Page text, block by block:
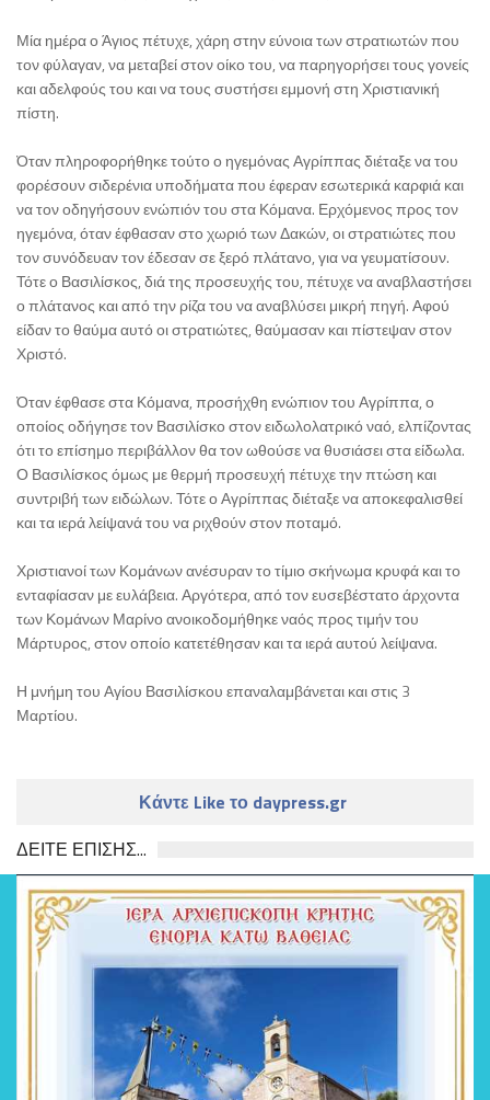
Μία ημέρα ο Άγιος πέτυχε, χάρη στην εύνοια των στρατιωτών που
τον φύλαγαν, να μεταβεί στον οίκο του, να παρηγορήσει τους γονείς
και αδελφούς του και να τους συστήσει εμμονή στη Χριστιανική
πίστη.
Όταν πληροφορήθηκε τούτο ο ηγεμόνας Αγρίππας διέταξε να του
φορέσουν σιδερένια υποδήματα που έφεραν εσωτερικά καρφιά και
να τον οδηγήσουν ενώπιόν του στα Κόμανα. Ερχόμενος προς τον
ηγεμόνα, όταν έφθασαν στο χωριό των Δακών, οι στρατιώτες που
τον συνόδευαν τον έδεσαν σε ξερό πλάτανο, για να γευματίσουν.
Τότε ο Βασιλίσκος, διά της προσευχής του, πέτυχε να αναβλαστήσει
ο πλάτανος και από την ρίζα του να αναβλύσει μικρή πηγή. Αφού
είδαν το θαύμα αυτό οι στρατιώτες, θαύμασαν και πίστεψαν στον
Χριστό.
Όταν έφθασε στα Κόμανα, προσήχθη ενώπιον του Αγρίππα, ο
οποίος οδήγησε τον Βασιλίσκο στον ειδωλολατρικό ναό, ελπίζοντας
ότι το επίσημο περιβάλλον θα τον ωθούσε να θυσιάσει στα είδωλα.
Ο Βασιλίσκος όμως με θερμή προσευχή πέτυχε την πτώση και
συντριβή των ειδώλων. Τότε ο Αγρίππας διέταξε να αποκεφαλισθεί
και τα ιερά λείψανά του να ριχθούν στον ποταμό.
Χριστιανοί των Κομάνων ανέσυραν το τίμιο σκήνωμα κρυφά και το
ενταφίασαν με ευλάβεια. Αργότερα, από τον ευσεβέστατο άρχοντα
των Κομάνων Μαρίνο ανοικοδομήθηκε ναός προς τιμήν του
Μάρτυρος, στον οποίο κατετέθησαν και τα ιερά αυτού λείψανα.
Η μνήμη του Αγίου Βασιλίσκου επαναλαμβάνεται και στις 3
Μαρτίου.
Κάντε Like το daypress.gr
ΔΕΙΤΕ ΕΠΙΣΗΣ...